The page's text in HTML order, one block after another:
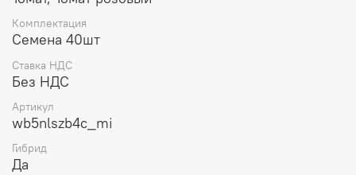
имеет зеленого плеча, но имеет устойчивость к
растрескиванию. Гибрид подходит для выращивания в
низких пленочных теплицах, а также в промышленных
непревзойденной раннеспелости гибрида, его
интенсивной отдачи и высочайшей урожайности.
Комплектация
Семена 40шт
Ставка НДС
Без НДС
Артикул
wb5nlszb4c_mi
Гибрид
Да